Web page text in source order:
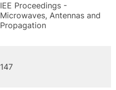
IEE Proceedings -
Microwaves, Antennas and
Propagation
147